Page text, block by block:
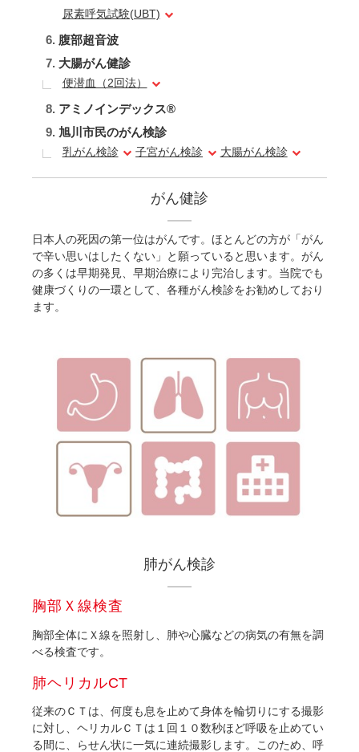
尿素呼気試験(UBT)
腹部超音波
大腸がん健診
便潜血（2回法）
アミノインデックス®
旭川市民のがん検診
乳がん検診 子宮がん検診 大腸がん検診
がん健診
日本人の死因の第一位はがんです。ほとんどの方が「がん
で辛い思いはしたくない」と願っていると思います。がん
の多くは早期発見、早期治療により完治します。当院でも
健康づくりの一環として、各種がん検診をお勧めしており
ます。
肺がん検診
胸部Ｘ線検査
胸部全体にＸ線を照射し、肺や心臓などの病気の有無を調
べる検査です。
肺ヘリカルCT
従来のＣＴは、何度も息を止めて身体を輪切りにする撮影
に対し、ヘリカルＣＴは１回１０数秒ほど呼吸を止めてい
る間に、らせん状に一気に連続撮影します。このため、呼